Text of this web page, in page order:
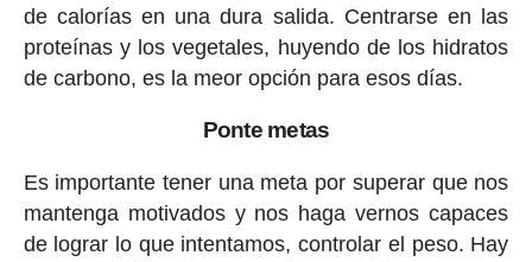
de calorías en una dura salida. Centrarse en las
proteínas y los vegetales, huyendo de los hidratos
de carbono, es la meor opción para esos días.
Ponte metas
Es importante tener una meta por superar que nos
mantenga motivados y nos haga vernos capaces
de lograr lo que intentamos, controlar el peso. Hay